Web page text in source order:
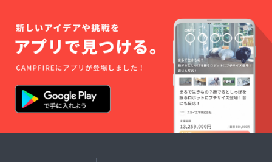
び，本クラウドファンディ
ング期間終了後に本プロ
ジェクトを知ってデモ版を
周囲にいらっしゃりました
ら，ぜひご一報ください．